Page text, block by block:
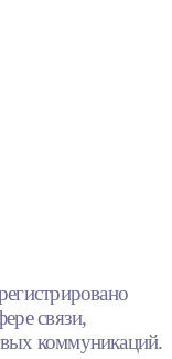
связи,
коммуникаций.